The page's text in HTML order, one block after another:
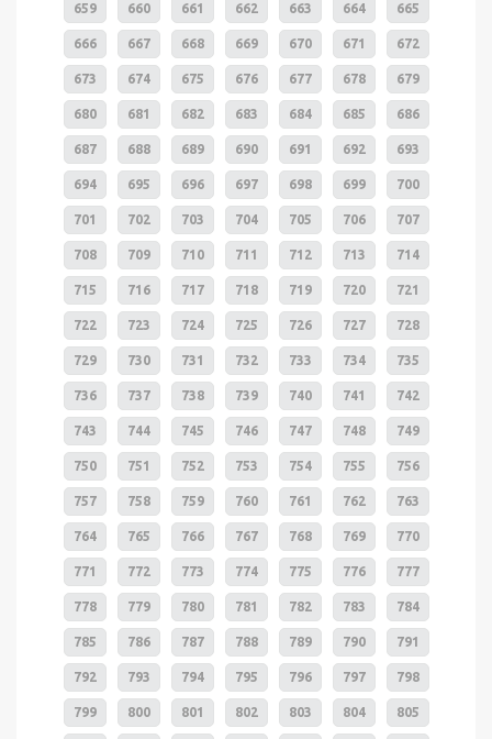
659 660 661 662 663 664 665
666 667 668 669 670 671 672
673 674 675 676 677 678 679
680 681 682 683 684 685 686
687 688 689 690 691 692 693
694 695 696 697 698 699 700
701 702 703 704 705 706 707
708 709 710 711 712 713 714
715 716 717 718 719 720 721
722 723 724 725 726 727 728
729 730 731 732 733 734 735
736 737 738 739 740 741 742
743 744 745 746 747 748 749
750 751 752 753 754 755 756
757 758 759 760 761 762 763
764 765 766 767 768 769 770
771 772 773 774 775 776 777
778 779 780 781 782 783 784
785 786 787 788 789 790 791
792 793 794 795 796 797 798
799 800 801 802 803 804 805